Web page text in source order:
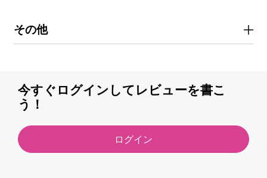
その他
今すぐログインしてレビューを書こ
う！
ログイン